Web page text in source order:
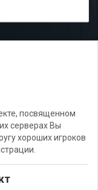
посвященном
серверах Вы
хороших игроков